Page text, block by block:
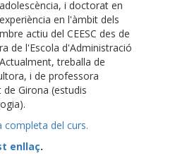
i doctorat en
en l'àmbit dels
actiu del CEESC des de
de l'Escola d'Administració
treballa de
i de professora
Girona (estudis
completa del curs.
enllaç.